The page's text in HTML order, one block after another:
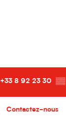
+33 8 92 23 30 ▒▒
Contactez-nous